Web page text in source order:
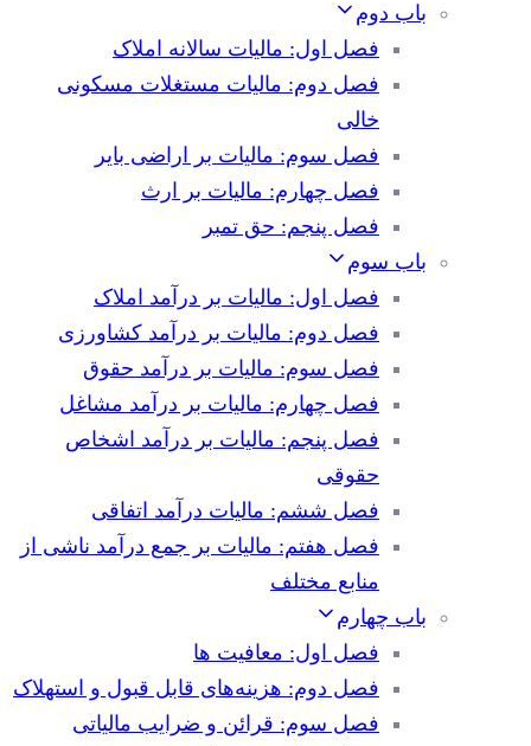
باب دوم
فصل اول: مالیات سالانه املاک
فصل دوم: مالیات مستغلات مسکونی
خالی
فصل سوم: مالیات بر اراضی بایر
فصل چهارم: مالیات بر ارث
فصل پنجم: حق تمبر
باب سوم
فصل اول: مالیات بر درآمد املاک
فصل دوم: مالیات بر درآمد کشاورزی
فصل سوم: مالیات بر درآمد حقوق
فصل چهارم: مالیات بر درآمد مشاغل
فصل پنجم: مالیات بر درآمد اشخاص
حقوقی
فصل ششم: مالیات درآمد اتفاقی
فصل هفتم: مالیات بر جمع درآمد ناشی از
منابع مختلف
باب چهارم
فصل اول: معافیت ها
فصل دوم: هزینه‌های قابل قبول و استهلاک
فصل سوم: قرائن و ضرایب مالیاتی